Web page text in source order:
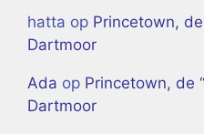
hatta op Princetown,
Dartmoor
Ada op Princetown, de
Dartmoor